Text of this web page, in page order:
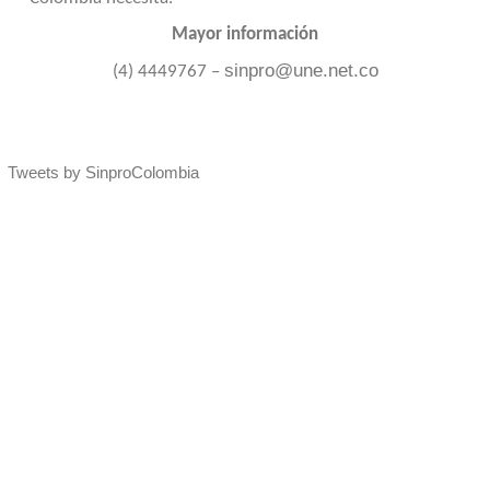
Mayor información
(4) 4449767 – sinpro@une.net.co
Tweets by SinproColombia